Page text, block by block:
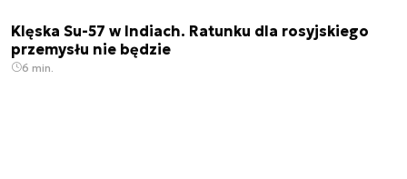
Klęska Su-57 w Indiach. Ratunku dla rosyjskiego
przemysłu nie będzie
6 min.